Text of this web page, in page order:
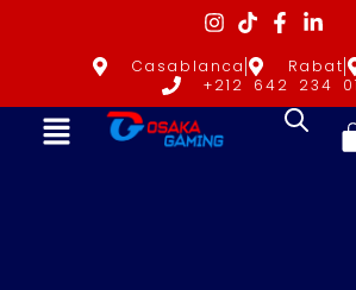
Casablanca Rabat
+212 642 234